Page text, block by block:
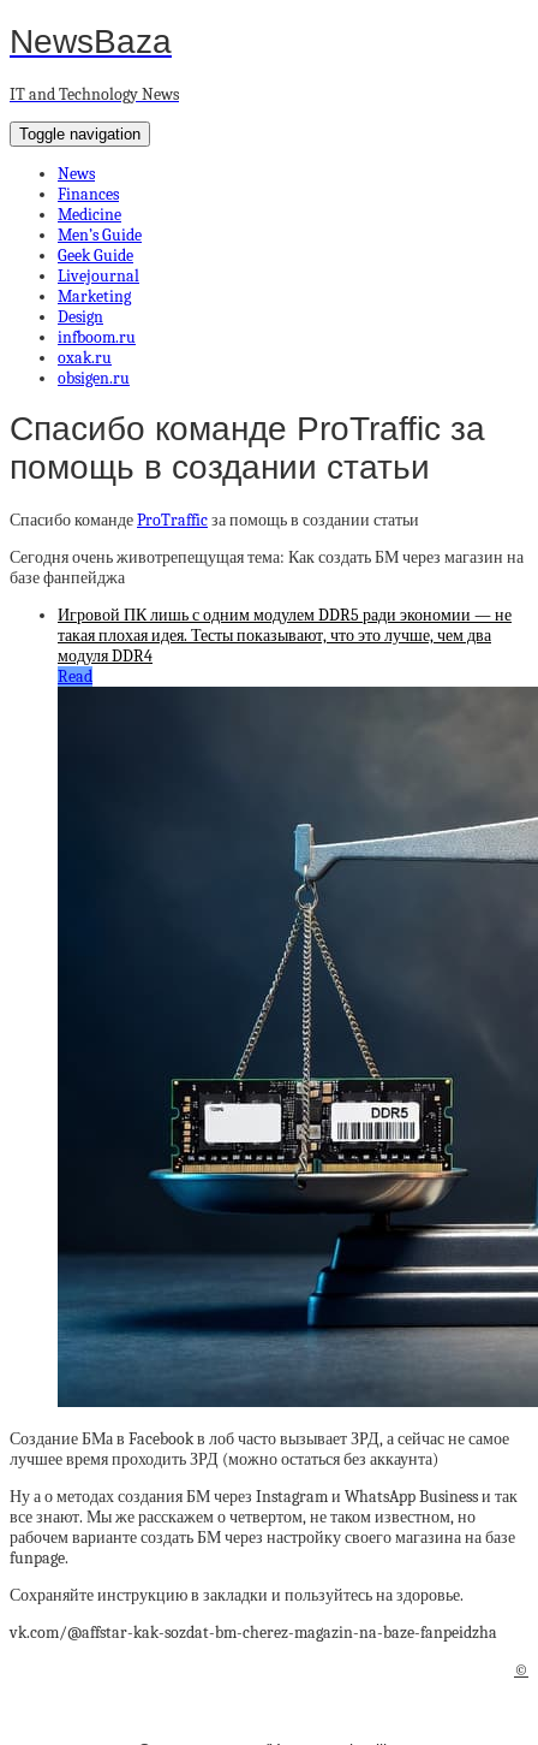
NewsBaza
IT and Technology News
Toggle navigation
News
Finances
Medicine
Men’s Guide
Geek Guide
Livejournal
Marketing
Design
infboom.ru
oxak.ru
obsigen.ru
Спасибо команде ProTraffic за
помощь в создании статьи
Спасибо командеProTrafficза помощь в создании статьи
Сегодня очень животрепещущая тема: Как создать БМ через магазин на
базе фанпейджа
Игровой ПК лишь с одним модулем DDR5 ради экономии — не
такая плохая идея. Тесты показывают, что это лучше, чем два
модуля DDR4
Read
Создание БМа в Facebook в лоб часто вызывает ЗРД, а сейчас не самое
лучшее время проходить ЗРД (можно остаться без аккаунта)
Ну а о методах создания БМ через Instagram и WhatsApp Business и так
все знают. Мы же расскажем о четвертом, не таком известном, но
рабочем варианте создать БМ через настройку своего магазина на базе
funpage.
Сохраняйте инструкцию в закладки и пользуйтесь на здоровье.
vk.com/@affstar-kak-sozdat-bm-cherez-magazin-na-baze-fanpeidzha
©